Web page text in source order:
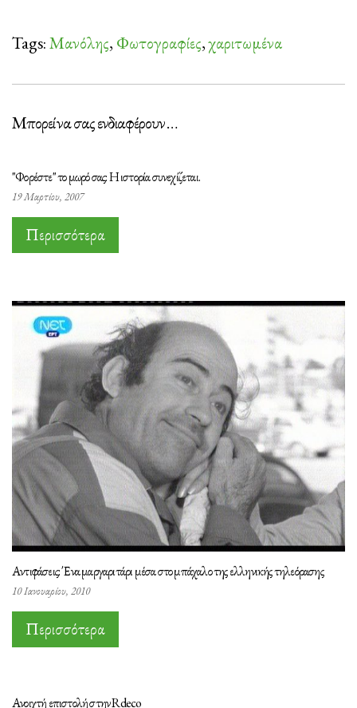
Tags:Μανόλης, Φωτογραφίες,χαριτωμένα
Μπορεί να σας ενδιαφέρουν …
"Φορέστε" το μωρό σας: Η ιστορία συνεχίζεται.
19 Μαρτίου, 2007
Περισσότερα
Αντιφάσεις: Ένα μαργαριτάρι μέσα στο μπάχαλο της ελληνικής τηλεόρασης
10 Ιανουαρίου, 2010
Περισσότερα
Ανοιχτή επιστολή στην Rdeco